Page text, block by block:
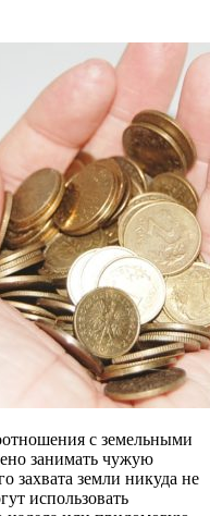
с земельными
занимать чужую
захвата земли никуда не
использовать